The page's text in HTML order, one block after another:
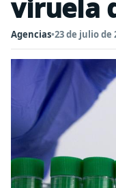
viruela
Agencias•23 de julio de